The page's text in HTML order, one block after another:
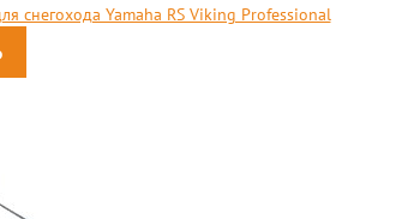
снегохода Yamaha RS Viking Professional